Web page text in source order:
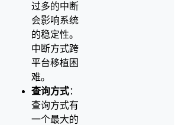
过多的中断
会影响系统
的稳定性。
中断方式跨
平台移植困
难。
查询方式：
查询方式有
一个最大的